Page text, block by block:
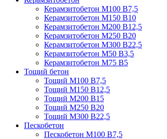
Керамзитобетон М100 В7,5
Керамзитобетон М150 В10
Керамзитобетон М200 В12,5
Керамзитобетон М250 В20
Керамзитобетон М300 В22,5
Керамзитобетон М50 В3,5
Керамзитобетон М75 В5
Тощий бетон
Тощий М100 В7,5
Тощий М150 В12,5
Тощий М200 В15
Тощий М250 В20
Тощий М300 В22,5
Пескобетон
Пескобетон М100 В7,5